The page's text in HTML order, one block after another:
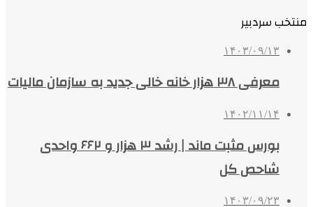
منتخب سردبیر
۱۴۰۳/۰۹/۱۳
معرفی ۳۸ هزار خانه خالی جدید به سازمان مالیات
۱۴۰۲/۱۱/۱۴
بورس مثبت ماند | رشد ۳ هزار و ۶۶۲ واحدی
شاحص کل
۱۴۰۳/۰۹/۲۳